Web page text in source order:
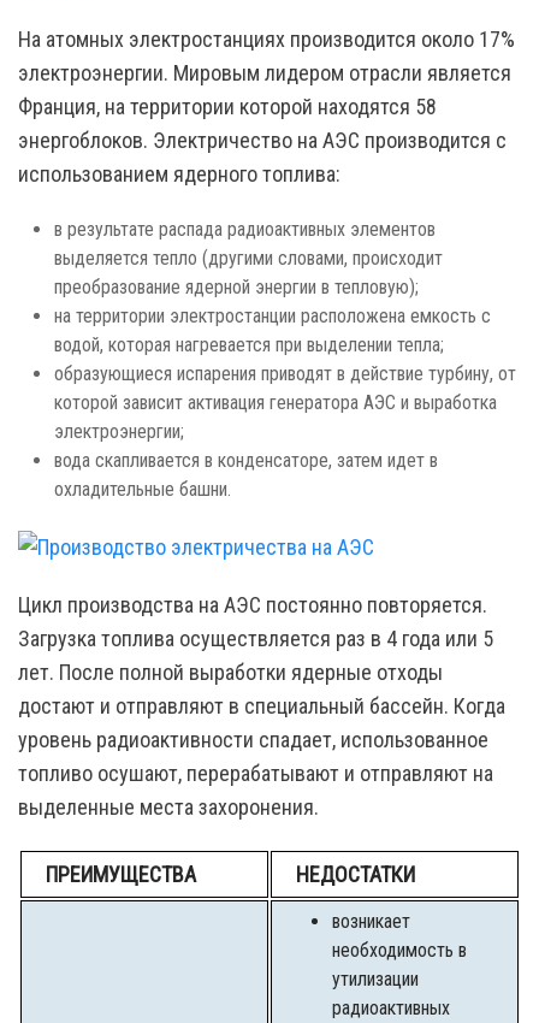
На атомных электростанциях производится около 17%
электроэнергии. Мировым лидером отрасли является
Франция, на территории которой находятся 58
энергоблоков. Электричество на АЭС производится с
использованием ядерного топлива:
в результате распада радиоактивных элементов
выделяется тепло (другими словами, происходит
преобразование ядерной энергии в тепловую);
на территории электростанции расположена емкость с
водой, которая нагревается при выделении тепла;
образующиеся испарения приводят в действие турбину, от
которой зависит активация генератора АЭС и выработка
электроэнергии;
вода скапливается в конденсаторе, затем идет в
охладительные башни.
Цикл производства на АЭС постоянно повторяется.
Загрузка топлива осуществляется раз в 4 года или 5
лет. После полной выработки ядерные отходы
достают и отправляют в специальный бассейн. Когда
уровень радиоактивности спадает, использованное
топливо осушают, перерабатывают и отправляют на
выделенные места захоронения.
ПРЕИМУЩЕСТВА НЕДОСТАТКИ
возникает
необходимость в
утилизации
радиоактивных